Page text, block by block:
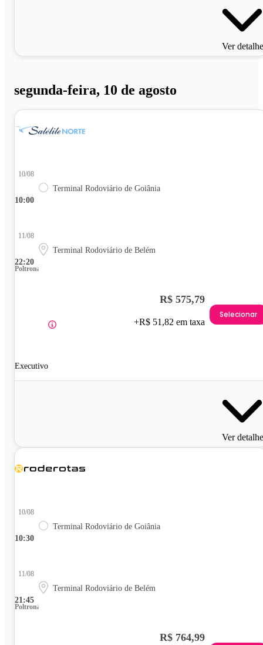
Ver
segunda-feira, 10 de agosto
10:00
10/08
Terminal Rodoviário de Goiânia
22:20
11/08
Terminal Rodoviário de Belém
Poltrona
Executivo
R$ 575,79
+R$ 51,82 em taxa
Selecionar
Ver
10:30
10/08
Terminal Rodoviário de Goiânia
21:45
11/08
Terminal Rodoviário de Belém
Poltrona
R$ 764,99